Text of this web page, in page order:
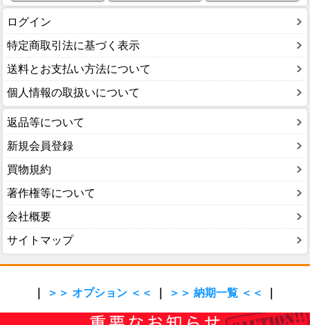
ログイン
特定商取引法に基づく表示
送料とお支払い方法について
個人情報の取扱いについて
返品等について
新規会員登録
買物規約
著作権等について
会社概要
サイトマップ
＞＞ オプション ＜＜ ＞＞ 納期一覧 ＜＜